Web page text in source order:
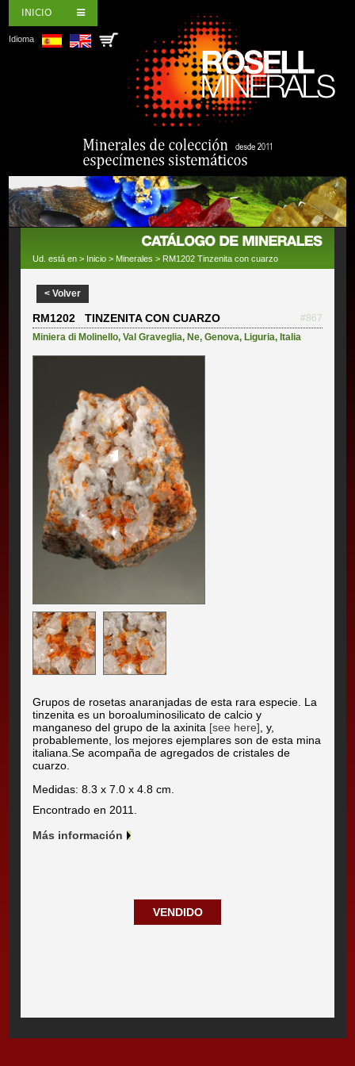
INICIO
Idioma
Ud. está en > Inicio > Minerales > RM1202 Tinzenita con cuarzo
< Volver
RM1202 TINZENITA CON CUARZO
#867
Miniera di Molinello,Val Graveglia, Ne,Genova, Liguria, Italia
Grupos de rosetas anaranjadas de esta rara especie. La
tinzenita es un boroaluminosilicato de calcio y
manganeso del grupo de la axinita [see here], y,
probablemente, los mejores ejemplares son de esta mina
italiana.Se acompaña de agregados de cristales de
cuarzo.
Medidas: 8.3 x 7.0 x 4.8 cm.
Encontrado en 2011.
Más información
VENDIDO